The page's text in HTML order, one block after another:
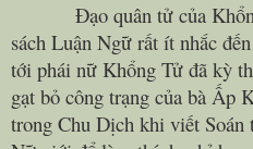
Đạo quân tử của Khổng
sách Luận Ngữ rất ít nhắc
tới phái nữ Khổng Tử đã kỳ
gạt bỏ công trạng của bà Ấp
trong Chu Dịch khi viết Soán